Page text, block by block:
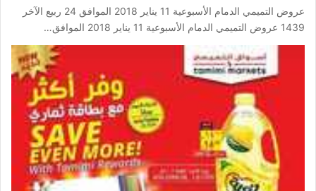
عروض التميمي الدمام الأسبوعية 11 يناير 2018 الموافق 24 ربيع الآخر
1439 عروض التميمي الدمام الأسبوعية 11 يناير 2018 الموافق…